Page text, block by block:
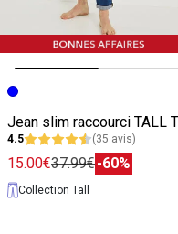
Image précédente
Image suivante
4.5 (35 avis)
15.00€37.99€-60%
Collection Tall